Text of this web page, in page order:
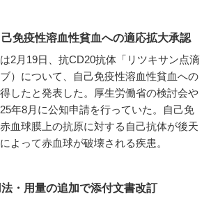
己免疫性溶血性貧血への適応拡大承認
2月19日、抗CD20抗体「リツキサン点滴
）について、自己免疫性溶血性貧血への
したと発表した。厚生労働省の検討会や
年8月に公知申請を行っていた。自己免
血球膜上の抗原に対する自己抗体が後天
よって赤血球が破壊される疾患。
法・用量の追加で添付文書改訂